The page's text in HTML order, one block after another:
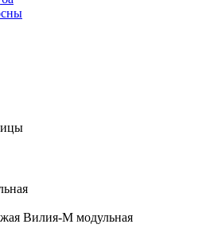
Вилия-М модульная